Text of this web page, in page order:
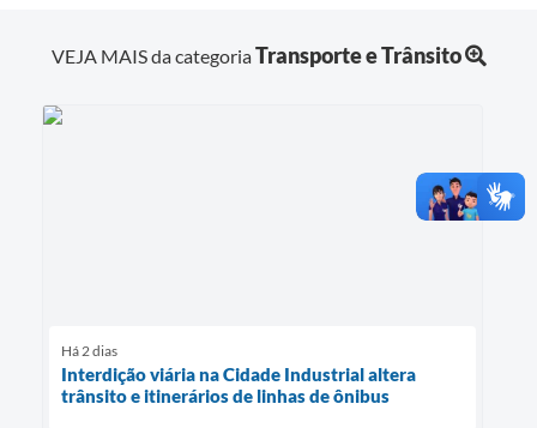
VEJA MAIS da categoriaTransporte e Trânsito
Há 2 dias
Interdição viária na Cidade Industrial altera
trânsito e itinerários de linhas de ônibus